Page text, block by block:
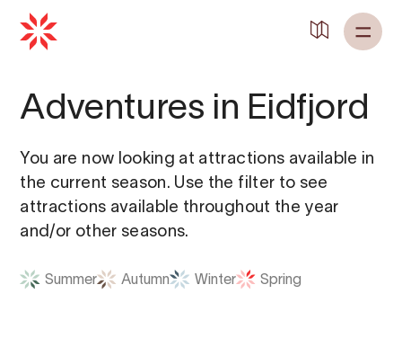
Adventures in Eidfjord
You are now looking at attractions available in
the current season. Use the filter to see
attractions available throughout the year
and/or other seasons.
Summer Autumn Winter Spring